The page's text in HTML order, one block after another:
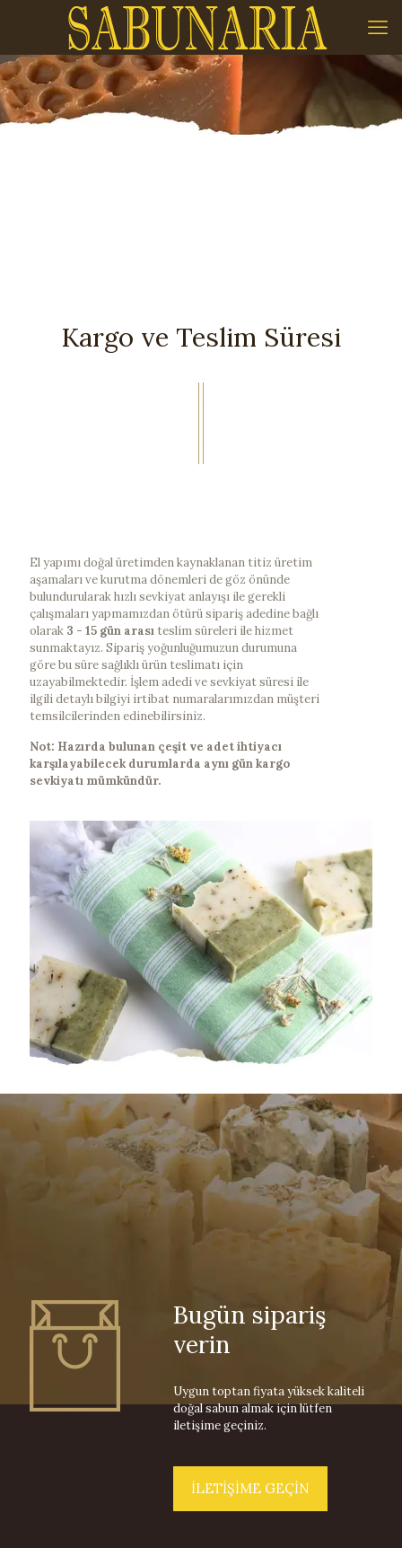
Kargo ve Teslim Süresi
El yapımı doğal üretimden kaynaklanan titiz üretim
aşamaları ve kurutma dönemleri de göz önünde
bulundurularak hızlı sevkiyat anlayışı ile gerekli
çalışmaları yapmamızdan ötürü sipariş adedine bağlı
olarak 3 - 15 gün arası teslim süreleri ile hizmet
sunmaktayız. Sipariş yoğunluğumuzun durumuna
göre bu süre sağlıklı ürün teslimatı için
uzayabilmektedir. İşlem adedi ve sevkiyat süresi ile
ilgili detaylı bilgiyi irtibat numaralarımızdan müşteri
temsilcilerinden edinebilirsiniz.
Not: Hazırda bulunan çeşit ve adet ihtiyacı
karşılayabilecek durumlarda aynı gün kargo
sevkiyatı mümkündür.
Bugün sipariş
verin
Uygun toptan fiyata yüksek kaliteli
doğal sabun almak için lütfen
iletişime geçiniz.
İLETİŞİME GEÇİN